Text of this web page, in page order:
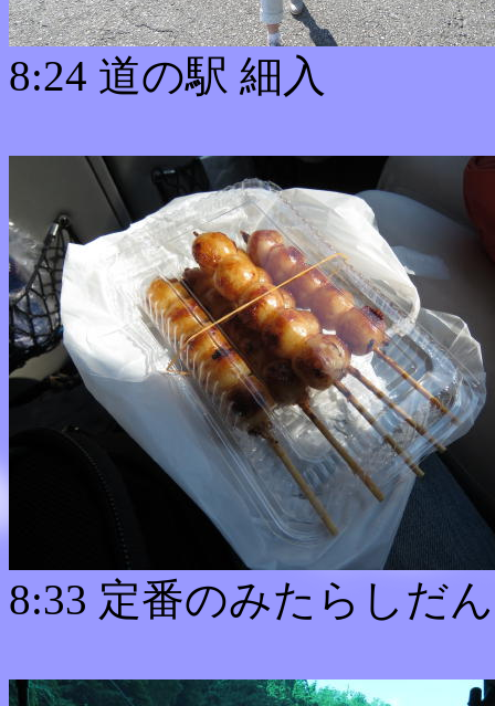
8:24 道の駅 細入
8:33 定番のみたらしだ